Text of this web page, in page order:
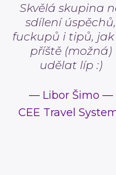
Skvělá skupina
sdílení úspěchů,
fuckupů i tipů,
příště (možná)
udělat líp :)
—Libor Šimo —
CEE Travel